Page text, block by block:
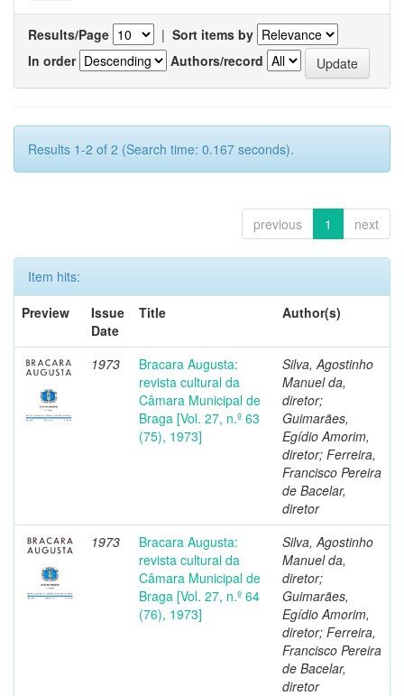
Results/Page | Sort items by
In order
Authors/record
Results 1-2 of 2 (Search time: 0.167 seconds).
previous 1 next
Item hits:
Preview
Issue
Date
Title Author(s)
1973
Bracara Augusta:
revista cultural da
Câmara Municipal de
Braga [Vol. 27, n.º 63
(75), 1973]
Silva, Agostinho
Manuel da,
diretor;
Guimarães,
Egídio Amorim,
diretor; Ferreira,
Francisco Pereira
de Bacelar,
diretor
1973
Bracara Augusta:
revista cultural da
Câmara Municipal de
Braga [Vol. 27, n.º 64
(76), 1973]
Silva, Agostinho
Manuel da,
diretor;
Guimarães,
Egídio Amorim,
diretor; Ferreira,
Francisco Pereira
de Bacelar,
diretor